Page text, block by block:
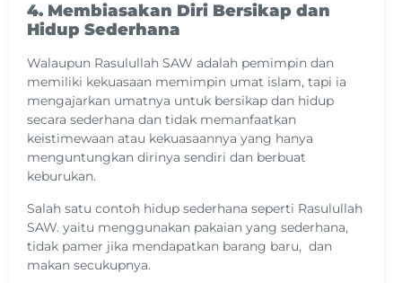
4. Membiasakan Diri Bersikap dan
Hidup Sederhana
Walaupun Rasulullah SAW adalah pemimpin dan
memiliki kekuasaan memimpin umat islam, tapi ia
mengajarkan umatnya untuk bersikap dan hidup
secara sederhana dan tidak memanfaatkan
keistimewaan atau kekuasaannya yang hanya
menguntungkan dirinya sendiri dan berbuat
keburukan.
Salah satu contoh hidup sederhana seperti Rasulullah
SAW. yaitu menggunakan pakaian yang sederhana,
tidak pamer jika mendapatkan barang baru, dan
makan secukupnya.